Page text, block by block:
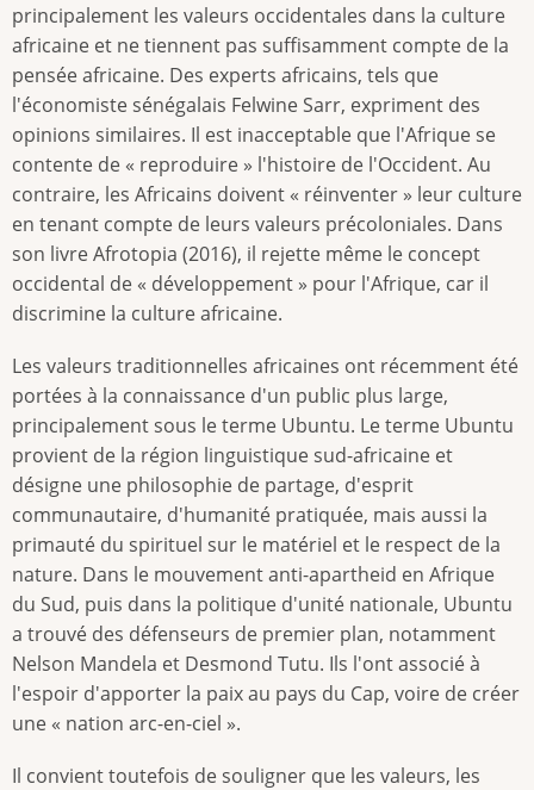
principalement les valeurs occidentales dans la culture
africaine et ne tiennent pas suffisamment compte de la
pensée africaine. Des experts africains, tels que
l'économiste sénégalais Felwine Sarr, expriment des
opinions similaires. Il est inacceptable que l'Afrique se
contente de « reproduire » l'histoire de l'Occident. Au
contraire, les Africains doivent « réinventer » leur culture
en tenant compte de leurs valeurs précoloniales. Dans
son livre Afrotopia (2016), il rejette même le concept
occidental de « développement » pour l'Afrique, car il
discrimine la culture africaine.
Les valeurs traditionnelles africaines ont récemment été
portées à la connaissance d'un public plus large,
principalement sous le terme Ubuntu. Le terme Ubuntu
provient de la région linguistique sud-africaine et
désigne une philosophie de partage, d'esprit
communautaire, d'humanité pratiquée, mais aussi la
primauté du spirituel sur le matériel et le respect de la
nature. Dans le mouvement anti-apartheid en Afrique
du Sud, puis dans la politique d'unité nationale, Ubuntu
a trouvé des défenseurs de premier plan, notamment
Nelson Mandela et Desmond Tutu. Ils l'ont associé à
l'espoir d'apporter la paix au pays du Cap, voire de créer
une « nation arc-en-ciel ».
Il convient toutefois de souligner que les valeurs, les